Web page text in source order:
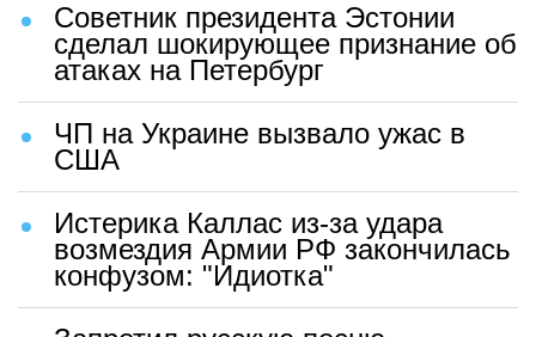
Советник президента Эстонии
сделал шокирующее признание об
атаках на Петербург
ЧП на Украине вызвало ужас в
США
Истерика Каллас из-за удара
возмездия Армии РФ закончилась
конфузом: "Идиотка"